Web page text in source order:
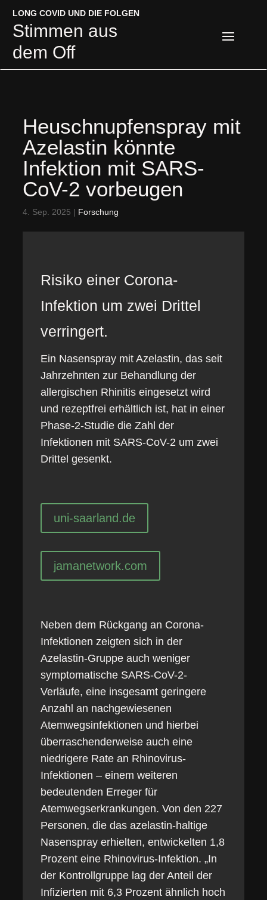
LONG COVID UND DIE FOLGEN
Stimmen aus
dem Off
LONG COVID UND DIE FOLGEN
Stimmen aus
dem Off
Heuschnupfenspray mit
Azelastin könnte
Infektion mit SARS-
CoV-2 vorbeugen
4. Sep. 2025 | Forschung
Risiko einer Corona-
Infektion um zwei Drittel
verringert.
Ein Nasenspray mit Azelastin, das seit
Jahrzehnten zur Behandlung der
allergischen Rhinitis eingesetzt wird
und rezeptfrei erhältlich ist, hat in einer
Phase-2-Studie die Zahl der
Infektionen mit SARS-CoV-2 um zwei
Drittel gesenkt.
uni-saarland.de
jamanetwork.com
Neben dem Rückgang an Corona-
Infektionen zeigten sich in der
Azelastin-Gruppe auch weniger
symptomatische SARS-CoV-2-
Verläufe, eine insgesamt geringere
Anzahl an nachgewiesenen
Atemwegsinfektionen und hierbei
überraschenderweise auch eine
niedrigere Rate an Rhinovirus-
Infektionen – einem weiteren
bedeutenden Erreger für
Atemwegserkrankungen. Von den 227
Personen, die das azelastin-haltige
Nasenspray erhielten, entwickelten 1,8
Prozent eine Rhinovirus-Infektion. „In
der Kontrollgruppe lag der Anteil der
Infizierten mit 6,3 Prozent ähnlich hoch